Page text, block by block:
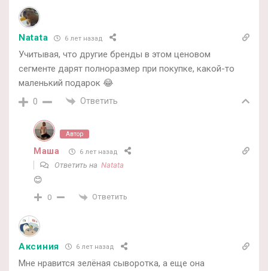
Natata 6 лет назад
Учитывая, что другие бренды в этом ценовом
сегменте дарят полноразмер при покупке, какой-то
маленький подарок 😂
0 Ответить
Автор
Маша 6 лет назад
Ответить на Natata
😊
0 Ответить
Аксиния 6 лет назад
Мне нравится зелёная сыворотка, а еще она